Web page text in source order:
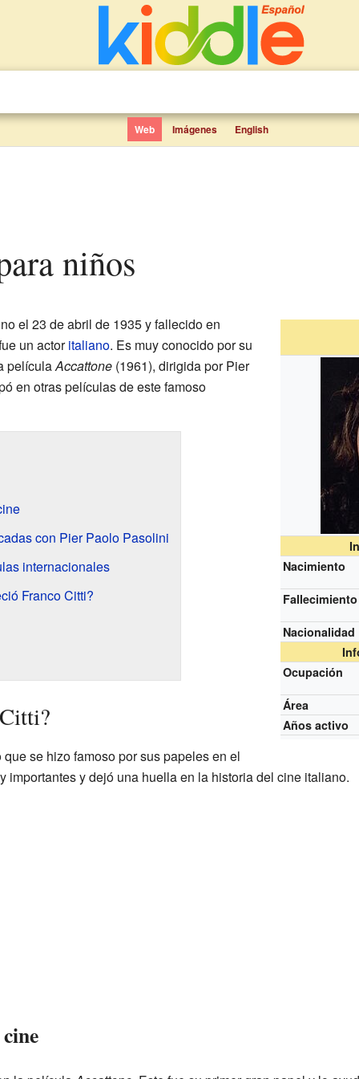
Web Imágenes English
niños
Nacimiento
Fallecimiento
Nacionalidad
Ocupación
Área
Años activo
el 23 de abril de 1935 y fallecido en
un actoritaliano. Es muy conocido por su
películaAccattone(1961), dirigida por Pier
en otras películas de este famoso
con Pier Paolo Pasolini
internacionales
Franco Citti?
se hizo famoso por sus papeles en el
importantes y dejó una huella en la historia del cine italiano.